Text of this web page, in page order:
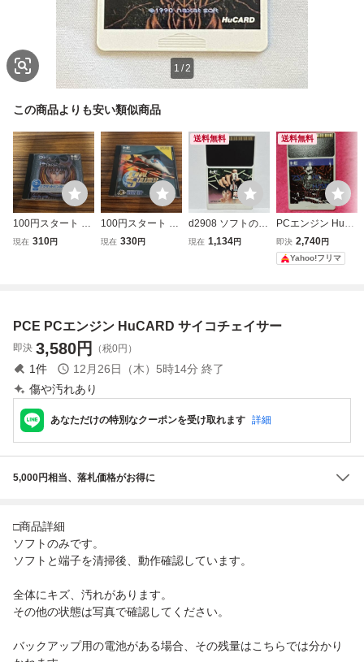
1 /2
この商品よりも安い類似商品
100円スタート 動
作確認 PCエンジ
現在 310円
100円スタート 動
作確認 PCエンジ
現在 330円
送料無料
d2908 ソフトのみ
麻雀学園 HuCAR
現在 1,134円
送料無料
PCエンジン HuC
ARD PSYCHO C
HASER サイコチ
ェイサー HE syste
即決 2,740円
Yahoo!フリマ
PCE PCエンジン HuCARD サイコチェイサー
即決 3,580円 （税0円）
1件 12月26日（木）5時14分 終了
傷や汚れあり
あなただけの特別なクーポンを受け取れます 詳細
5,000円相当、落札価格がお得に
□商品詳細
ソフトのみです。
ソフトと端子を清掃後、動作確認しています。
全体にキズ、汚れがあります。
その他の状態は写真で確認してください。
バックアップ用の電池がある場合、その残量はこちらでは分かり